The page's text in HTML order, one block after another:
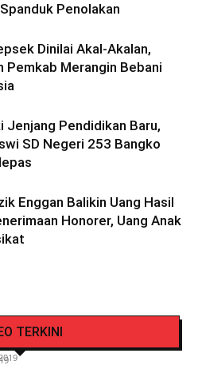
Penolakan
Dinilai Akal-Akalan,
Pemkab Merangin Bebani
Jenjang Pendidikan Baru,
SD Negeri 253 Bangko
Enggan Balikin Uang Hasil
Honorer, Uang Anak
TERKINI
Iglesias di Gunung
Beri Pengendara Segelas